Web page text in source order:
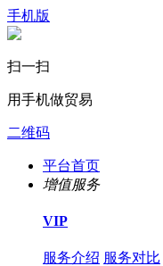
手机版
扫一扫
用手机做贸易
二维码
平台首页
增值服务
VIP
服务介绍 服务对比